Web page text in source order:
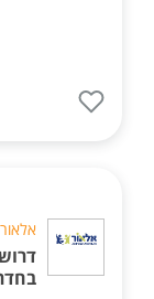
אלאור